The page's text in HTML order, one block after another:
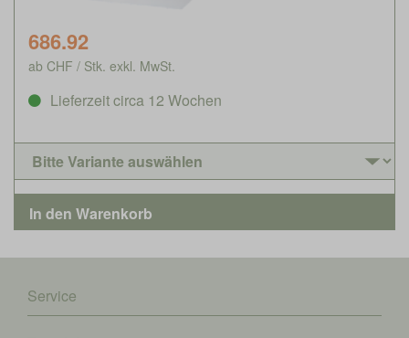
686.92
ab CHF / Stk. exkl. MwSt.
Lieferzeit circa 12 Wochen
Service